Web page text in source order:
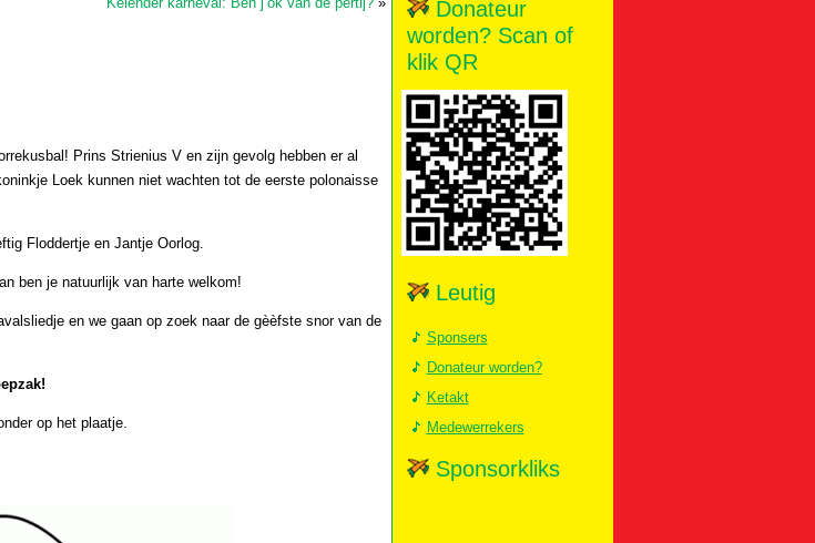
Prins Strienius V en zijn gevolg hebben er al
Loek kunnen niet wachten tot de eerste polonaisse
Floddertje en Jantje Oorlog.
ben je natuurlijk van harte welkom!
en we gaan op zoek naar de gèèfste snor van de
op het plaatje.
Donateur
worden? Scan of
klik QR
Leutig
Sponsers
Donateur worden?
Ketakt
Medewerrekers
Sponsorkliks